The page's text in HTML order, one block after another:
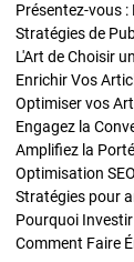
Présentez-vous
L'Art de Choisir
Optimiser vos
Engagez la
Amplifiez la